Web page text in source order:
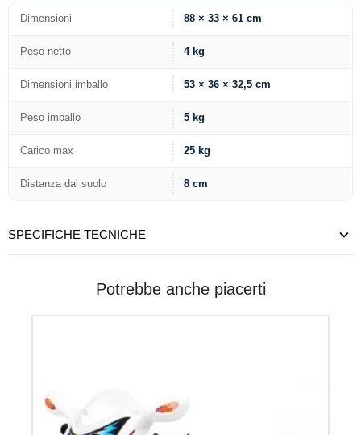
Dimensioni 88 × 33 × 61 cm
Peso netto 4 kg
Dimensioni imballo 53 × 36 × 32,5 cm
Peso imballo 5 kg
Carico max 25 kg
Distanza dal suolo 8 cm
SPECIFICHE TECNICHE
Potrebbe anche piacerti